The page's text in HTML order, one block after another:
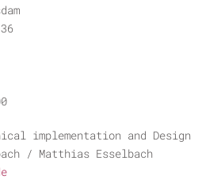
implementation and Design
/ Matthias Esselbach